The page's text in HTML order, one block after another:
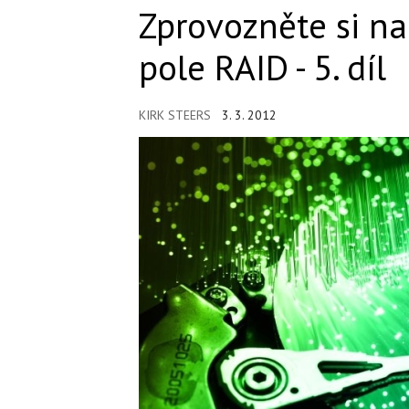
Zprovozněte si
pole RAID - 5. díl
KIRK STEERS 3. 3. 2012